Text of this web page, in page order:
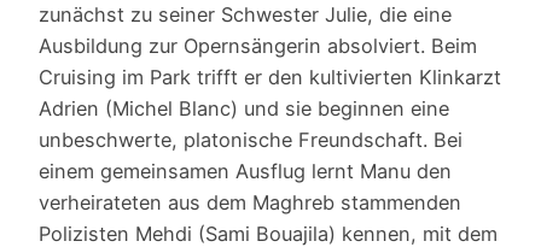
zunächst zu seiner Schwester Julie, die eine
Ausbildung zur Opernsängerin absolviert. Beim
Cruising im Park trifft er den kultivierten Klinkarzt
Adrien (Michel Blanc) und sie beginnen eine
unbeschwerte, platonische Freundschaft. Bei
einem gemeinsamen Ausflug lernt Manu den
verheirateten aus dem Maghreb stammenden
Polizisten Mehdi (Sami Bouajila) kennen, mit dem